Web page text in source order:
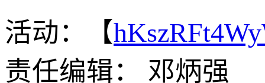
活动：【
责任编辑： 邓炳强